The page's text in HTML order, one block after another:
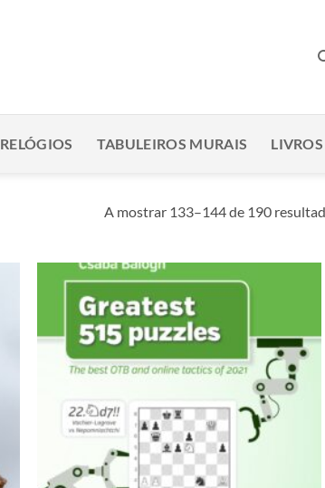
RELÓGIOS TABULEIROS MURAIS LIVROS
A mostrar 133–144 de 190
desejos